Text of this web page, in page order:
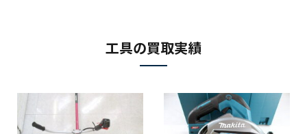
工具の買取実績